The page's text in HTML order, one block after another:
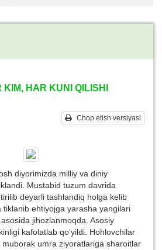
HAR KUNI QILISHI
Chop etish versiyasi
diyorimizda milliy va diniy
Mustabid tuzum davrida
deyarli tashlandiq holga kelib
ehtiyojga yarasha yangilari
jihozlanmoqda. Asosiy
kafolatlab qo‘yildi. Hohlovchilar
umra ziyoratlariga sharoitlar